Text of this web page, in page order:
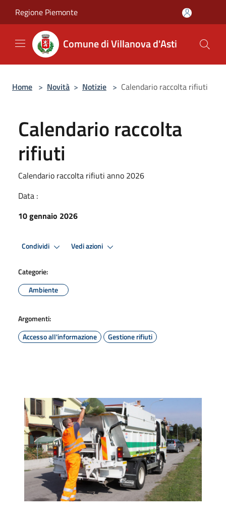
Regione Piemonte
Comune di Villanova d'Asti
Home > Novità > Notizie > Calendario raccolta rifiuti
Calendario raccolta
rifiuti
Calendario raccolta rifiuti anno 2026
Data :
10 gennaio 2026
Condividi Vedi azioni
Categorie:
Ambiente
Argomenti:
Accesso all'informazione
Gestione rifiuti